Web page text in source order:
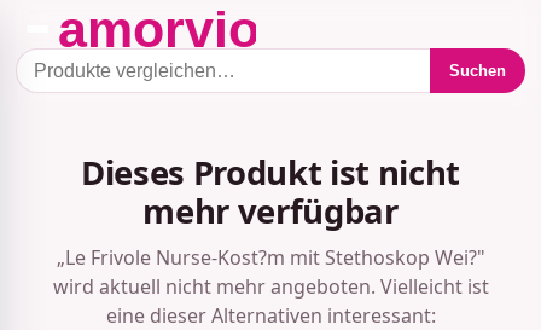
Suchen
Dieses Produkt ist nicht
mehr verfügbar
„Le Frivole Nurse-Kost?m mit Stethoskop Wei?"
wird aktuell nicht mehr angeboten. Vielleicht ist
eine dieser Alternativen interessant: